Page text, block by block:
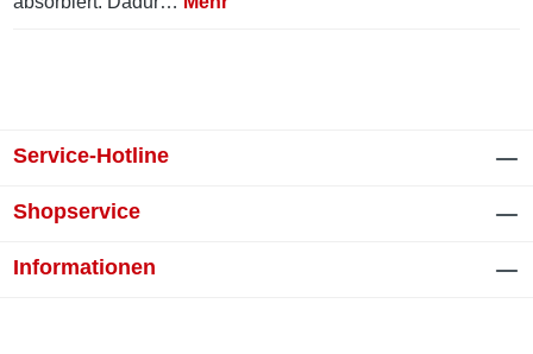
Service-Hotline
Shopservice
Informationen